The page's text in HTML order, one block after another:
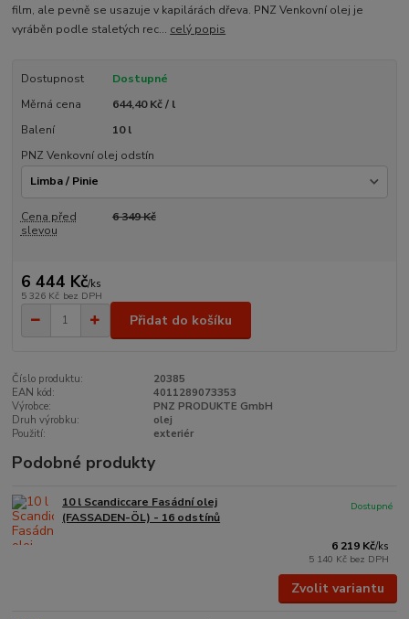
film, ale pevně se usazuje v kapilárách dřeva. PNZ Venkovní olej je
vyráběn podle staletých rec... celý popis
Dostupnost
Dostupné
Měrná cena
644,40 Kč / l
Balení
10 l
PNZ Venkovní olej odstín
Cena před
slevou
6 349 Kč
6 444 Kč/ks
5 326 Kč bez DPH
Přidat do košíku
Číslo produktu:
20385
EAN kód:
4011289073353
Výrobce:
PNZ PRODUKTE GmbH
Druh výrobku:
olej
Použití:
exteriér
Podobné produkty
10 l Scandiccare Fasádní olej
(FASSADEN-ÖL) - 16 odstínů
6 219 Kč/ks
5 140 Kč bez DPH
Dostupné
Zvolit variantu